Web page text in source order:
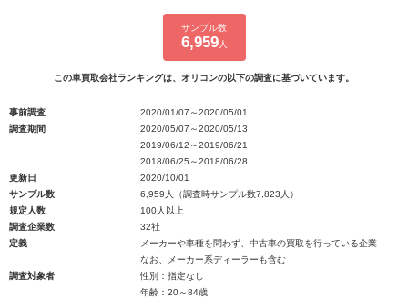
サンプル数
6,959人
この車買取会社ランキングは、オリコンの以下の調査に基づいています。
事前調査
2020/01/07～2020/05/01
調査期間
2020/05/07～2020/05/13
2019/06/12～2019/06/21
2018/06/25～2018/06/28
更新日
2020/10/01
サンプル数
6,959人（調査時サンプル数7,823人）
規定人数
100人以上
調査企業数
32社
定義
メーカーや車種を問わず、中古車の買取を行っている企業
なお、メーカー系ディーラーも含む
調査対象者
性別：指定なし
年齢：20～84歳